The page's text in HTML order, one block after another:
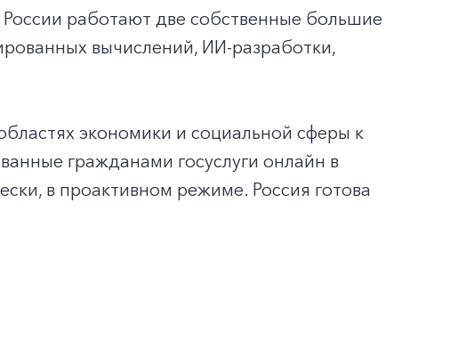
России работают две собственные большие
вычислений, ИИ-разработки,
экономики и социальной сферы к
гражданами госуслуги онлайн в
в проактивном режиме. Россия готова